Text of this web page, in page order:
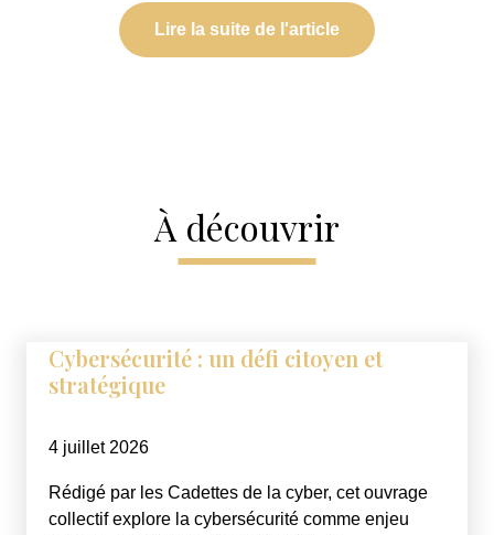
Lire la suite de l'article
À découvrir
Cybersécurité : un défi citoyen et
stratégique
4 juillet 2026
Rédigé par les Cadettes de la cyber, cet ouvrage
collectif explore la cybersécurité comme enjeu